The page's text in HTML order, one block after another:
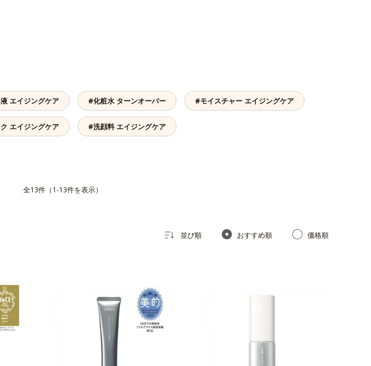
エイジングケア #化粧水 ターンオーバー #モイスチャー エイジングケア
エイジングケア #洗顔料 エイジングケア
全13件（1-13件を表示）
並び順 おすすめ順 価格順